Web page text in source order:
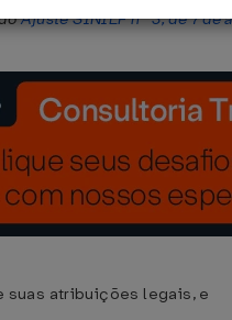
Ajuste SINIEF nº 3, de 7 de
suas atribuições legais, e